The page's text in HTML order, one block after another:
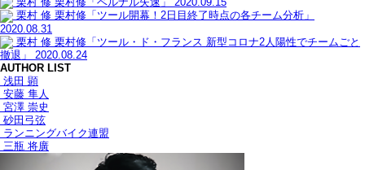
栗村 修 栗村修「ツール開幕！2日目終了時点の各チーム分析」
2020.08.31
栗村 修 栗村修「ツール・ド・フランス 新型コロナ2人陽性でチームごと
撤退」
2020.08.24
AUTHOR LIST
浅田 顕
安藤 隼人
宮澤 崇史
砂田弓弦
ランニングバイク連盟
三瓶 将廣